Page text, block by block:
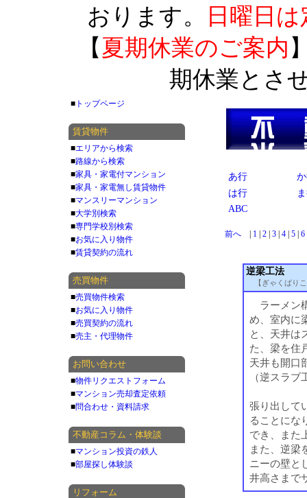
おります。
日曜日
【 夏期休業のご案内
期休業とさ
あ行
は行
ABC
前へ 1 2 3 4 5 6
逆梁工法
【ぎゃくばり
ラーメン
め、室内に
と、天井は
た、梁を住
天井も開口
（逆スラブ
張り出して
ることにな
でき、また
また、逆梁
ニーの壁と
井高さまで
■ トップページ
賃貸物件
■エリアから検索
■路線から検索
■家具・家電付マンション
■家具・家電無し賃貸物件
■マンスリーマンション
■大学別検索
■専門学校別検索
■お気に入り物件
■賃貸契約の流れ
売買物件
■売買物件検索
■お気に入り物件
■売買契約の流れ
■売主・代理物件
お問い合わせ
■物件リクエストフォーム
■マンション売却査定依頼
■問合わせ・資料請求
不動産コラム・体験談
■マンション投資の鉄人
■部屋探し体験談
リフォーム